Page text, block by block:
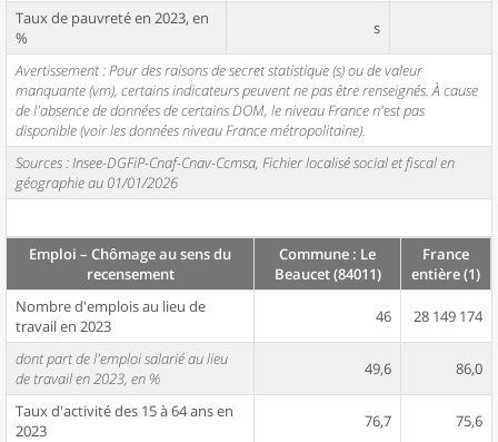
Taux de pauvreté en 2023, en
%
s
Avertissement : Pour des raisons de secret statistique (s) ou de valeur
manquante (vm), certains indicateurs peuvent ne pas être renseignés. À cause
de l'absence de données de certains DOM, le niveau France n'est pas
disponible (voir les données niveau France métropolitaine).
Sources : Insee-DGFiP-Cnaf-Cnav-Ccmsa, Fichier localisé social et fiscal en
géographie au 01/01/2026
Emploi – Chômage au sens du
recensement
Commune : Le
Beaucet (84011)
France
entière (1)
Nombre d'emplois au lieu de
travail en 2023
46 28 149 174
dont part de l'emploi salarié au lieu
de travail en 2023, en %
49,6 86,0
Taux d'activité des 15 à 64 ans en
2023
76,7 75,6